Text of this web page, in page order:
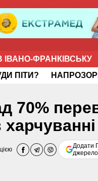
ІВАНО-ФРАНКІВСЬКУ
ПІТИ?
70%
Додати